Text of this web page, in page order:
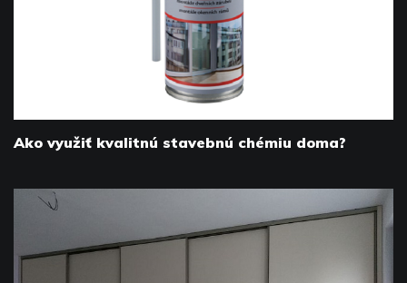
Ako využiť kvalitnú stavebnú chémiu doma?